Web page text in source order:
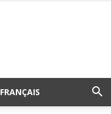
FRANÇAIS